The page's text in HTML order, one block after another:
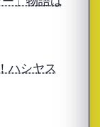
ハシヤス